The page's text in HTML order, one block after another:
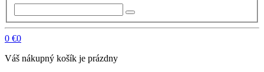
0 €0
Váš nákupný košík je prázdny